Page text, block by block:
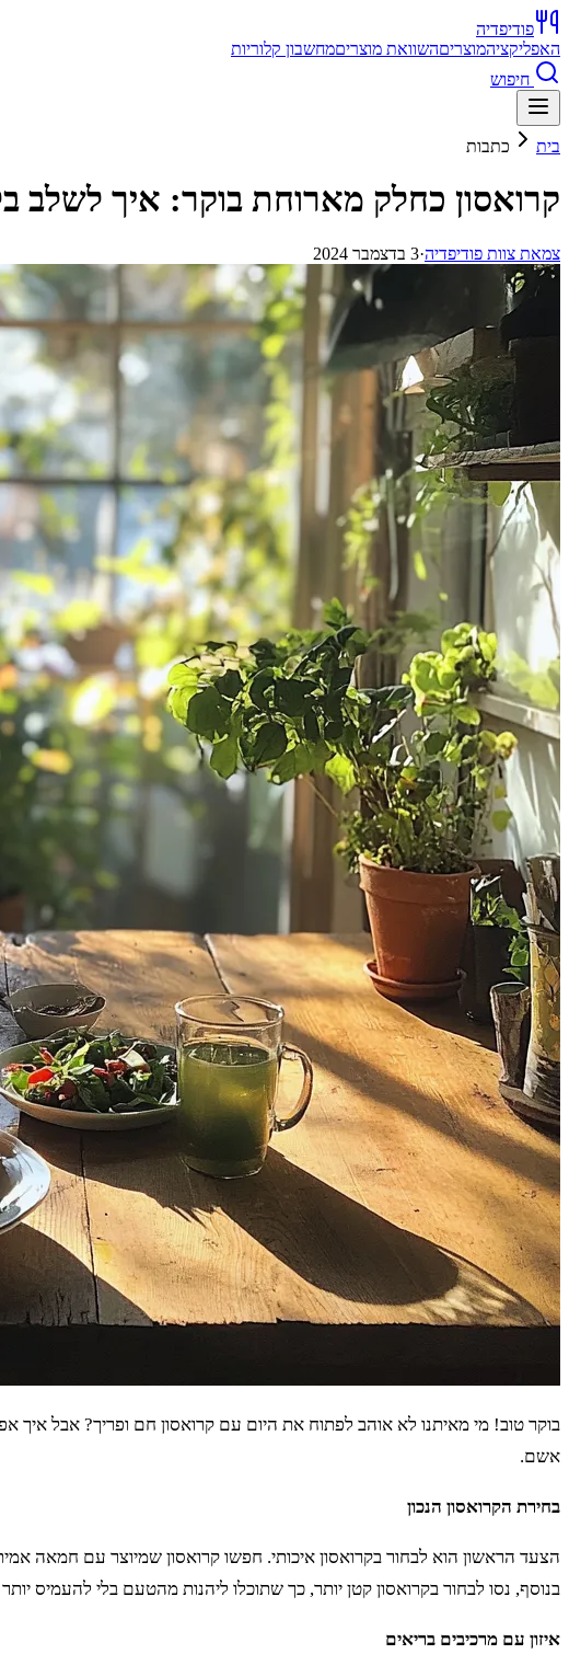
פודיפדיה
האפליקציהמוצריםהשוואת מוצריםמחשבון קלוריות
חיפוש
בית כתבות
קרואסון כחלק מארוחת בוקר: איך לשלב
צמאת צוות פודיפדיה·3 בדצמבר 2024
בוקר טוב! מי מאיתנו לא אוהב לפתוח את היום עם קרואסון חם ופריך? אבל איך
אשם.
בחירת הקרואסון הנכון
הצעד הראשון הוא לבחור בקרואסון איכותי. חפשו קרואסון שמיוצר עם חמאה
בנוסף, נסו לבחור בקרואסון קטן יותר, כך שתוכלו ליהנות מהטעם בלי להעמיס
איזון עם מרכיבים בריאים